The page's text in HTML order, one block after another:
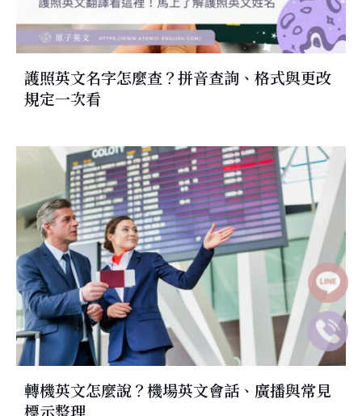
護照英文名字怎麼查？拼音查詢、格式與更改
規定一次看
轉機英文怎麼說？機場英文會話、廣播與常見
標示整理